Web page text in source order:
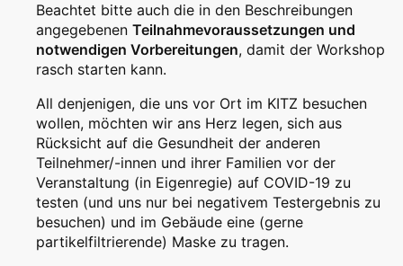
Beachtet bitte auch die in den Beschreibungen
angegebenen Teilnahmevoraussetzungen und
notwendigen Vorbereitungen, damit der Workshop
rasch starten kann.
All denjenigen, die uns vor Ort im KITZ besuchen
wollen, möchten wir ans Herz legen, sich aus
Rücksicht auf die Gesundheit der anderen
Teilnehmer/-innen und ihrer Familien vor der
Veranstaltung (in Eigenregie) auf COVID-19 zu
testen (und uns nur bei negativem Testergebnis zu
besuchen) und im Gebäude eine (gerne
partikelfiltrierende) Maske zu tragen.